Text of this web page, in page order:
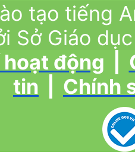
tạo tiếng
Sở Giáo
động
tin
Chính